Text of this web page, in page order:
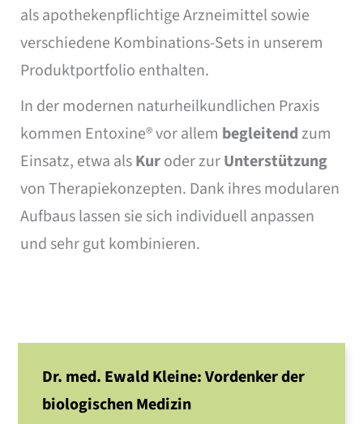
als apothekenpflichtige Arzneimittel sowie
verschiedene Kombinations-Sets in unserem
Produktportfolio enthalten.
In der modernen naturheilkundlichen Praxis
kommen Entoxine® vor allem begleitendzum
Einsatz, etwa alsKuroder zurUnterstützung
von Therapiekonzepten. Dank ihres modularen
Aufbaus lassen sie sich individuell anpassen
und sehr gut kombinieren.
Dr. med. Ewald Kleine: Vordenker der
biologischen Medizin